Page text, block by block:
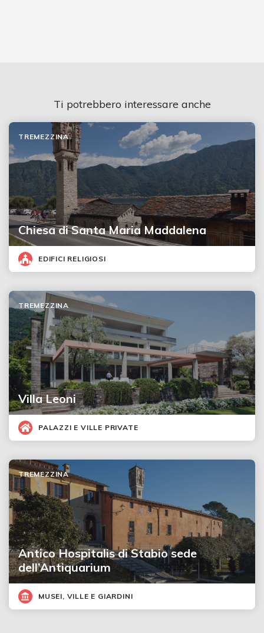
Ti potrebbero interessare anche
Chiesa di Santa Maria Maddalena
TREMEZZINA
EDIFICI RELIGIOSI
Villa Leoni
TREMEZZINA
PALAZZI E VILLE PRIVATE
Antico Hospitalis di Stabio sede
dell’Antiquarium
TREMEZZINA
MUSEI, VILLE E GIARDINI